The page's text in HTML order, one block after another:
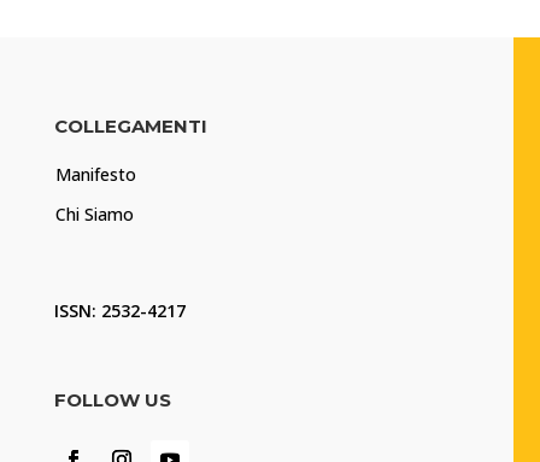
COLLEGAMENTI
Manifesto
Chi Siamo
ISSN: 2532-4217
FOLLOW US